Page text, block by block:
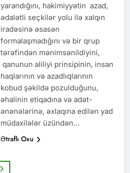
yarandığını, hakimiyyətin azad,
ədalətli seçkilər yolu ilə xalqın
iradəsinə əsasən
formalaşmadığını və bir qrup
tərəfindən mənimsənildiyini,
qanunun aliliyi prinsipinin, insan
haqlarının və azadlıqlarının
kobud şəkildə pozulduğunu,
əhalinin etiqadına və adət-
ənənələrinə, əxlaqına edilən yad
müdaxilələr üzündən…
Ətraflı Oxu